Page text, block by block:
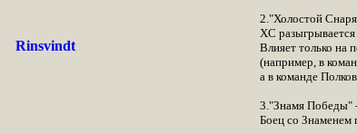
Rinsvindt
2."Холостой
ХС
Влияет только на
(например, в
а в команде
3."Знамя Победы"
Боец со Знаменем